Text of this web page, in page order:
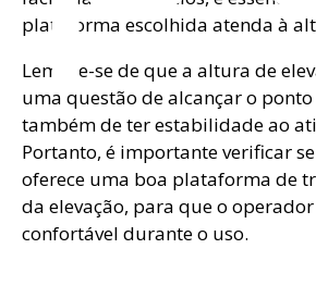
plataforma escolhida atenda à
Lembre-se de que a altura de
uma questão de alcançar o
também de ter estabilidade ao
Portanto, é importante verificar
oferece uma boa plataforma de
da elevação, para que o
confortável durante o uso.